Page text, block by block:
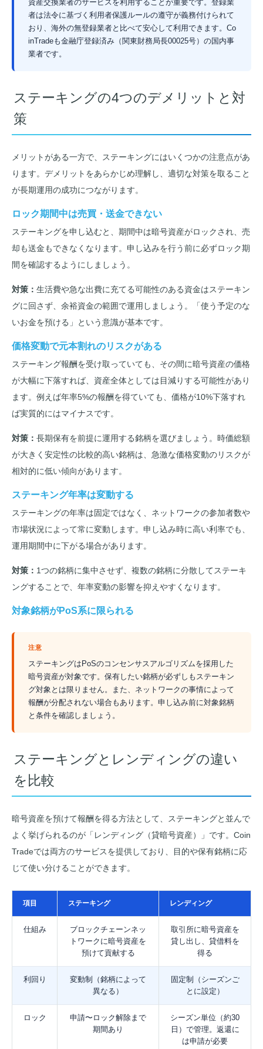
資産交換業者のサービスを利用することが重要です。登録業
者は法令に基づく利用者保護ルールの遵守が義務付けられて
おり、海外の無登録業者と比べて安心して利用できます。Co
inTradeも金融庁登録済み（関東財務局長00025号）の国内事
業者です。
ステーキングの4つのデメリットと対
策
メリットがある一方で、ステーキングにはいくつかの注意点があ
ります。デメリットをあらかじめ理解し、適切な対策を取ること
が長期運用の成功につながります。
ロック期間中は売買・送金できない
ステーキングを申し込むと、期間中は暗号資産がロックされ、売
却も送金もできなくなります。申し込みを行う前に必ずロック期
間を確認するようにしましょう。
対策： 生活費や急な出費に充てる可能性のある資金はステーキン
グに回さず、余裕資金の範囲で運用しましょう。「使う予定のな
いお金を預ける」という意識が基本です。
価格変動で元本割れのリスクがある
ステーキング報酬を受け取っていても、その間に暗号資産の価格
が大幅に下落すれば、資産全体としては目減りする可能性があり
ます。例えば年率5%の報酬を得ていても、価格が10%下落すれ
ば実質的にはマイナスです。
対策： 長期保有を前提に運用する銘柄を選びましょう。時価総額
が大きく安定性の比較的高い銘柄は、急激な価格変動のリスクが
相対的に低い傾向があります。
ステーキング年率は変動する
ステーキングの年率は固定ではなく、ネットワークの参加者数や
市場状況によって常に変動します。申し込み時に高い利率でも、
運用期間中に下がる場合があります。
対策： 1つの銘柄に集中させず、複数の銘柄に分散してステーキ
ングすることで、年率変動の影響を抑えやすくなります。
対象銘柄がPoS系に限られる
注意
ステーキングはPoSのコンセンサスアルゴリズムを採用した
暗号資産が対象です。保有したい銘柄が必ずしもステーキン
グ対象とは限りません。また、ネットワークの事情によって
報酬が分配されない場合もあります。申し込み前に対象銘柄
と条件を確認しましょう。
ステーキングとレンディングの違い
を比較
暗号資産を預けて報酬を得る方法として、ステーキングと並んで
よく挙げられるのが「レンディング（貸暗号資産）」です。Coin
Tradeでは両方のサービスを提供しており、目的や保有銘柄に応
じて使い分けることができます。
項目 ステーキング レンディング
仕組み
ブロックチェーンネッ
トワークに暗号資産を
預けて貢献する
取引所に暗号資産を
貸し出し、貸借料を
得る
利回り
変動制（銘柄によって
異なる）
固定制（シーズンご
とに設定）
ロック
申請〜ロック解除まで
期間あり
シーズン単位（約30
日）で管理。返還に
は申請が必要